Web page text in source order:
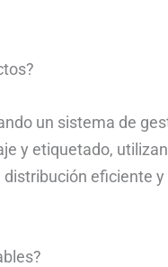
un sistema de
y etiquetado,
eficiente y